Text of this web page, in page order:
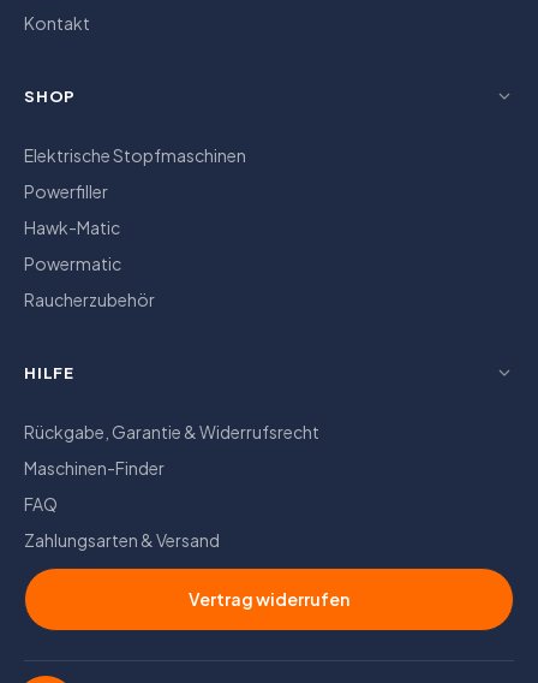
Kontakt
SHOP
Elektrische Stopfmaschinen
Powerfiller
Hawk-Matic
Powermatic
Raucherzubehör
HILFE
Rückgabe, Garantie & Widerrufsrecht
Maschinen-Finder
FAQ
Zahlungsarten & Versand
Vertrag widerrufen